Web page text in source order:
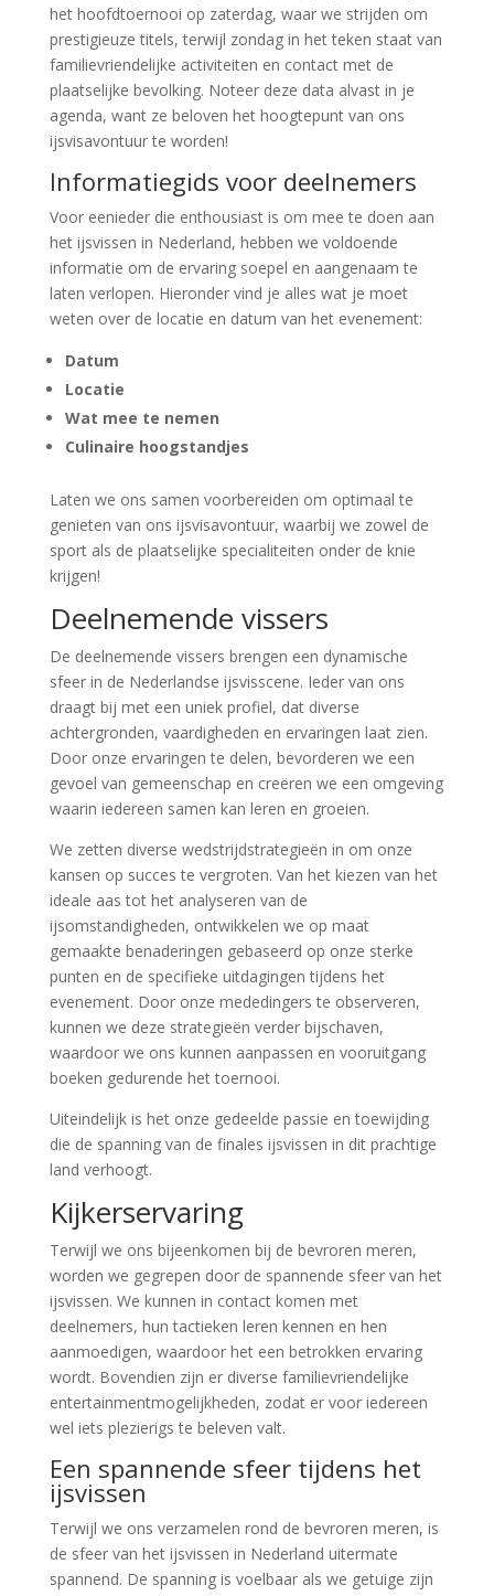
het hoofdtoernooi op zaterdag, waar we strijden om
prestigieuze titels, terwijl zondag in het teken staat van
familievriendelijke activiteiten en contact met de
plaatselijke bevolking. Noteer deze data alvast in je
agenda, want ze beloven het hoogtepunt van ons
ijsvisavontuur te worden!
Informatiegids voor deelnemers
Voor eenieder die enthousiast is om mee te doen aan
het ijsvissen in Nederland, hebben we voldoende
informatie om de ervaring soepel en aangenaam te
laten verlopen. Hieronder vind je alles wat je moet
weten over de locatie en datum van het evenement:
Datum
Locatie
Wat mee te nemen
Culinaire hoogstandjes
Laten we ons samen voorbereiden om optimaal te
genieten van ons ijsvisavontuur, waarbij we zowel de
sport als de plaatselijke specialiteiten onder de knie
krijgen!
Deelnemende vissers
De deelnemende vissers brengen een dynamische
sfeer in de Nederlandse ijsvisscene. Ieder van ons
draagt bij met een uniek profiel, dat diverse
achtergronden, vaardigheden en ervaringen laat zien.
Door onze ervaringen te delen, bevorderen we een
gevoel van gemeenschap en creëren we een omgeving
waarin iedereen samen kan leren en groeien.
We zetten diverse wedstrijdstrategieën in om onze
kansen op succes te vergroten. Van het kiezen van het
ideale aas tot het analyseren van de
ijsomstandigheden, ontwikkelen we op maat
gemaakte benaderingen gebaseerd op onze sterke
punten en de specifieke uitdagingen tijdens het
evenement. Door onze mededingers te observeren,
kunnen we deze strategieën verder bijschaven,
waardoor we ons kunnen aanpassen en vooruitgang
boeken gedurende het toernooi.
Uiteindelijk is het onze gedeelde passie en toewijding
die de spanning van de finales ijsvissen in dit prachtige
land verhoogt.
Kijkerservaring
Terwijl we ons bijeenkomen bij de bevroren meren,
worden we gegrepen door de spannende sfeer van het
ijsvissen. We kunnen in contact komen met
deelnemers, hun tactieken leren kennen en hen
aanmoedigen, waardoor het een betrokken ervaring
wordt. Bovendien zijn er diverse familievriendelijke
entertainmentmogelijkheden, zodat er voor iedereen
wel iets plezierigs te beleven valt.
Een spannende sfeer tijdens het
ijsvissen
Terwijl we ons verzamelen rond de bevroren meren, is
de sfeer van het ijsvissen in Nederland uitermate
spannend. De spanning is voelbaar als we getuige zijn